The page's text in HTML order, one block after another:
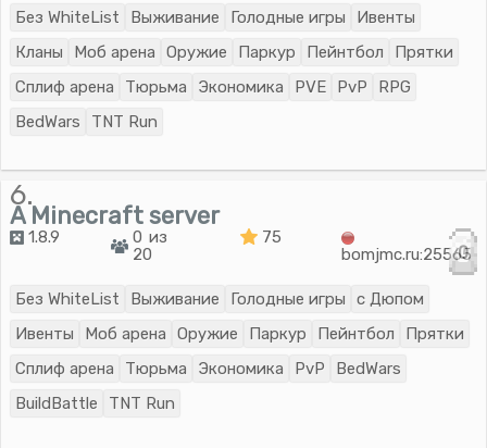
Без WhiteList Выживание Голодные игры
Ивенты
Кланы
Моб арена Оружие Паркур Пейнтбол
Прятки
Сплиф арена
Тюрьма Экономика PVE PvP
RPG
BedWars
TNT Run
6.
A Minecraft server
1.8.9
0 из
20
75
bomjmc.ru:25565
0
Без WhiteList Выживание Голодные игры
с Дюпом
Ивенты
Моб арена Оружие Паркур Пейнтбол
Прятки
Сплиф арена
Тюрьма Экономика PvP
BedWars
BuildBattle
TNT Run